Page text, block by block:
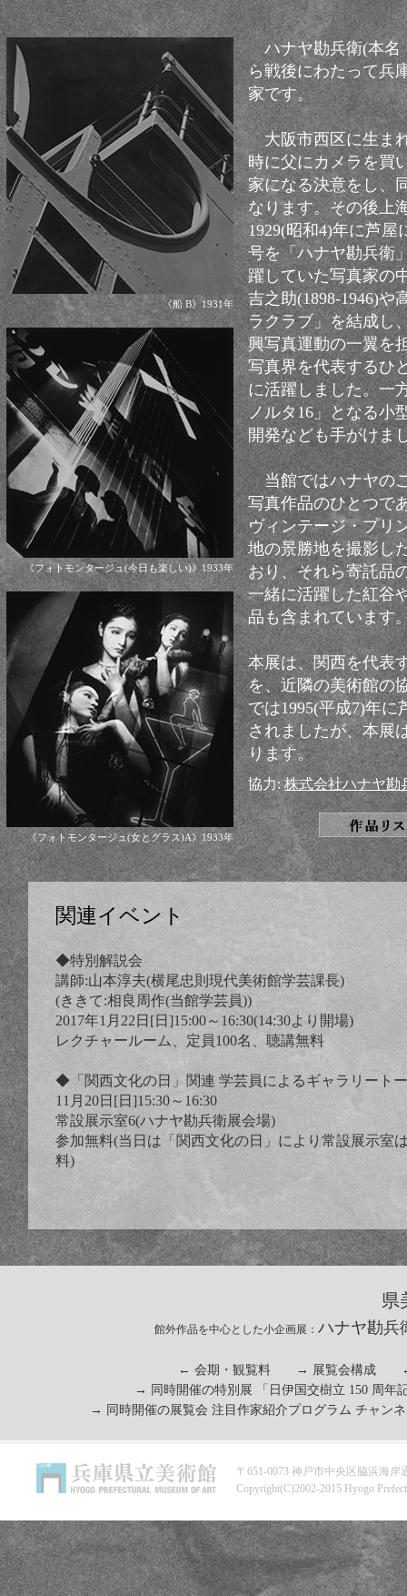
《船 B》1931年
《フォトモンタージュ(今日も楽しい)》1933年
《フォトモンタージュ(女とグラス)A》1933年
ハナヤ勘兵衛(本名
ら戦後にわたって兵
家です。
大阪市西区に生まれ
時に父にカメラを買
家になる決意をし、
なります。その後上
1929(昭和4)年に芦
号を「ハナヤ勘兵衛
躍していた写真家の
吉之助(1898-1946)や
ラクラブ」を結成し
興写真運動の一翼を
写真界を代表するひ
に活躍しました。一
ノルタ16」となる小
開発なども手がけま
当館ではハナヤの
写真作品のひとつで
ヴィンテージ・プリ
地の景勝地を撮影し
おり、それら寄託品
一緒に活躍した紅谷
品も含まれています
本展は、関西を代表
を、近隣の美術館の
では1995(平成7)年
されましたが、本展
ります。
協力:株式会社ハナヤ勘
関連イベント
◆特別解説会
講師:山本淳夫(横尾忠則現代美術館学芸課長)
(ききて:相良周作(当館学芸員))
2017年1月22日[日]15:00～16:30(14:30より開場)
レクチャールーム、定員100名、聴講無料
◆「関西文化の日」関連 学芸員によるギャラリート
11月20日[日]15:30～16:30
常設展示室6(ハナヤ勘兵衛展会場)
参加無料(当日は「関西文化の日」により常設展示室
料)
県
館外作品を中心とした小企画展： ハナヤ勘
← 会期・観覧料 → 展覧会構成
→ 同時開催の特別展 「 日伊国交樹立 150 周年
→ 同時開催の展覧会 注目作家紹介プログラム チャン
〒651-0073 神戸市中央区脇浜海岸
Copyright(C)2002-2015 Hyogo